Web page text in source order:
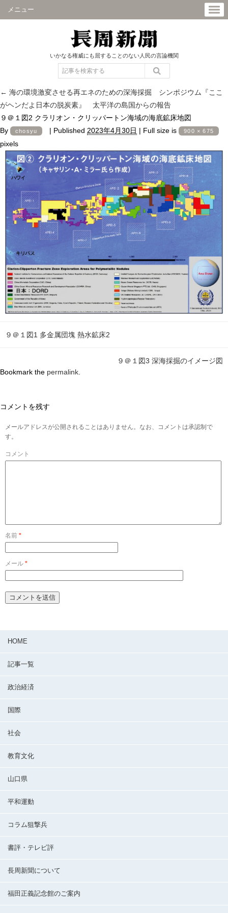
メニュー
いかなる権威にも屈することのない人民の言論機関
← 海の環境激変させる再エネのための深海採掘 シンポジウム『ここ
がヘンだよ日本の脱炭素』 太平洋の島国からの報告
９＠１図2 クラリオン・クリッパートン海域の海底鉱床地図
By
chosyu | Published 2023年4月30日 | Full size is 900 × 675
pixels
９＠１図1 多金属団塊 熱水鉱床2
９＠１図3 深海採掘のイメージ図
Bookmark the permalink
コメントを残す
メールアドレスが公開されることはありません。なお、コメントは承認制で
す。
コメント
名前 *
メール *
HOME
記事一覧
政治経済
国際
社会
教育文化
山口県
平和運動
コラム狙撃兵
書評・テレビ評
長周新聞について
福田正義記念館のご案内